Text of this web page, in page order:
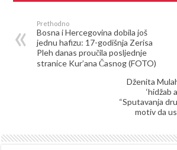
Prethodno
Bosna i Hercegovina dobila još
jednu hafizu: 17-godišnja Zerisa
Pleh danas proučila posljednje
stranice Kur’ana Časnog (FOTO)
Dženita
‘hidžab
“Sputavanja
motiv da